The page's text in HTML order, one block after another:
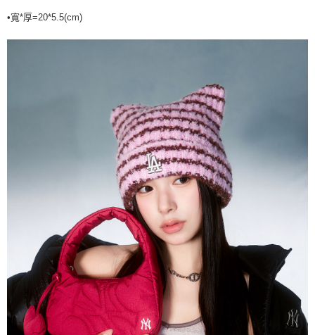
7-11取貨<不支援離島取退>
•寬*厚=20*5.5(cm)